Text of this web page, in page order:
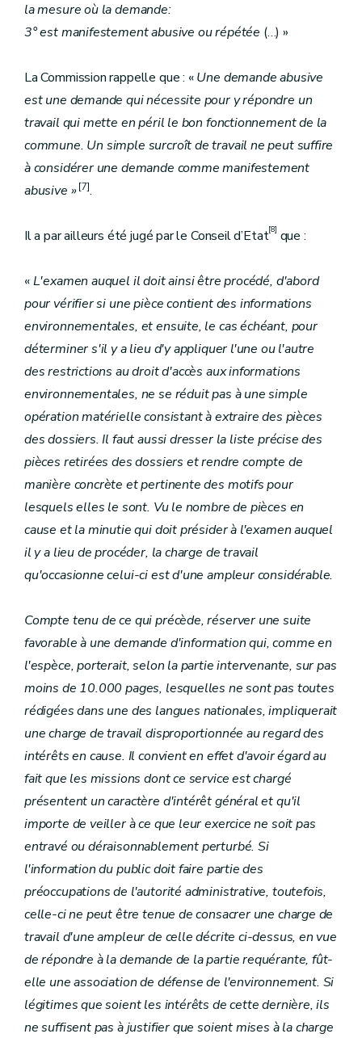
la mesure où la demande:
3° est manifestement abusive ou répétée (…) »
La Commission rappelle que : «Une demande abusive
est une demande qui nécessite pour y répondre un
travail qui mette en péril le bon fonctionnement de la
commune. Un simple surcroît de travail ne peut suffire
à considérer une demande comme manifestement
abusive » [7].
Il a par ailleurs été jugé par le Conseil d’Etat[8] que :
«L'examen auquel il doit ainsi être procédé, d'abord
pour vérifier si une pièce contient des informations
environnementales, et ensuite, le cas échéant, pour
déterminer s'il y a lieu d'y appliquer l'une ou l'autre
des restrictions au droit d'accès aux informations
environnementales, ne se réduit pas à une simple
opération matérielle consistant à extraire des pièces
des dossiers. Il faut aussi dresser la liste précise des
pièces retirées des dossiers et rendre compte de
manière concrète et pertinente des motifs pour
lesquels elles le sont. Vu le nombre de pièces en
cause et la minutie qui doit présider à l'examen auquel
il y a lieu de procéder, la charge de travail
qu'occasionne celui-ci est d'une ampleur considérable.
Compte tenu de ce qui précède, réserver une suite
favorable à une demande d'information qui, comme en
l'espèce, porterait, selon la partie intervenante, sur pas
moins de 10.000 pages, lesquelles ne sont pas toutes
rédigées dans une des langues nationales, impliquerait
une charge de travail disproportionnée au regard des
intérêts en cause. Il convient en effet d'avoir égard au
fait que les missions dont ce service est chargé
présentent un caractère d'intérêt général et qu'il
importe de veiller à ce que leur exercice ne soit pas
entravé ou déraisonnablement perturbé. Si
l'information du public doit faire partie des
préoccupations de l'autorité administrative, toutefois,
celle-ci ne peut être tenue de consacrer une charge de
travail d'une ampleur de celle décrite ci-dessus, en vue
de répondre à la demande de la partie requérante, fût-
elle une association de défense de l'environnement. Si
légitimes que soient les intérêts de cette dernière, ils
ne suffisent pas à justifier que soient mises à la charge